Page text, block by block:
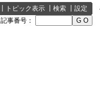
トピック表示 検索 設定
記事番号：